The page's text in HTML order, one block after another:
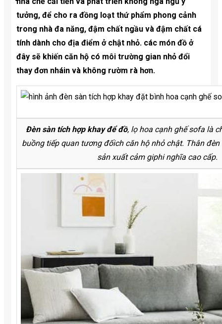
tưởng, để cho ra đồng loạt thứ phẩm phong cảnh
trong nhà đa năng, đậm chất ngầu và đậm chất cá
tính dành cho địa điểm ở chật nhỏ. các món đồ ở
đây sẽ khiến căn hộ có môi trường gian nhỏ đổi
thay đơn nháin và không rườm rà hơn.
Đèn sàn tích hợp khay để đồ, lọ hoa cạnh ghế sofa là
buồng tiếp quan tương đốich căn hộ nhỏ chật. Thân
sản xuất cảm giphi nghĩa cao cấp.